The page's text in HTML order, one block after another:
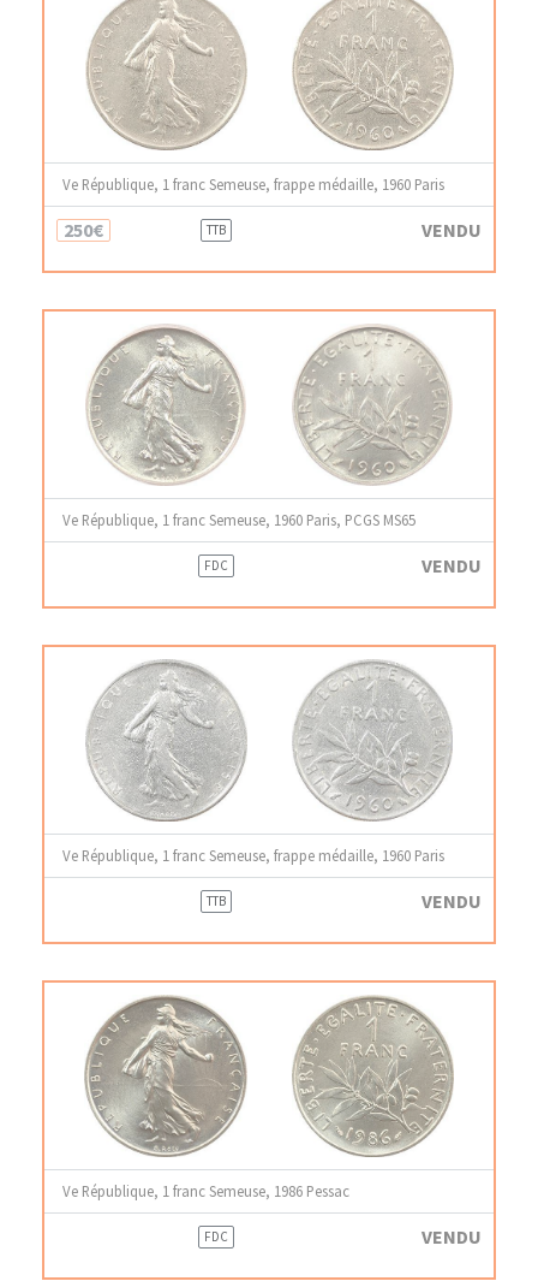
Ve République, 1 franc Semeuse, frappe médaille, 1960 Paris
250€ TTB VENDU
Ve République, 1 franc Semeuse, 1960 Paris, PCGS MS65
FDC VENDU
Ve République, 1 franc Semeuse, frappe médaille, 1960 Paris
TTB VENDU
Ve République, 1 franc Semeuse, 1986 Pessac
FDC VENDU